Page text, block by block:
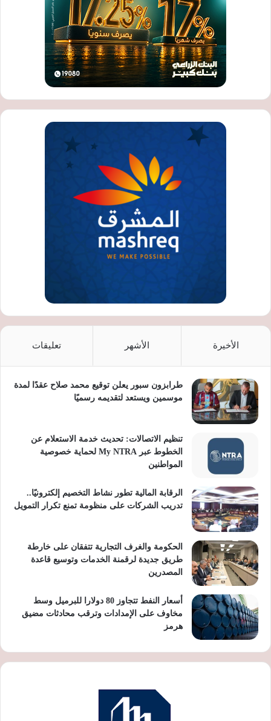
الأخيرة الأشهر تعليقات
طرابزون سبور يعلن توقيع محمد صلاح عقدًا لمدة
موسمين ويستعد لتقديمه رسميًا
تنظيم الاتصالات: تحديث خدمة الاستعلام عن
الخطوط عبر My NTRA لحماية خصوصية
المواطنين
الرقابة المالية تطور نشاط التخصيم إلكترونيًا..
تدريب الشركات على منظومة تمنع تكرار التمويل
الحكومة والغرف التجارية تتفقان على خارطة
طريق جديدة لرقمنة الخدمات وتوسيع قاعدة
المصدرين
أسعار النفط تتجاوز 80 دولارا للبرميل وسط
مخاوف على الإمدادات وترقب محادثات مضيق
هرمز